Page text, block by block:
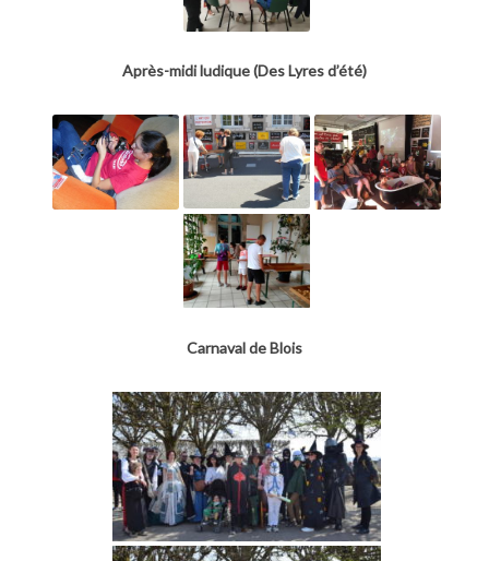
Après-midi ludique (Des Lyres d’été)
Carnaval de Blois